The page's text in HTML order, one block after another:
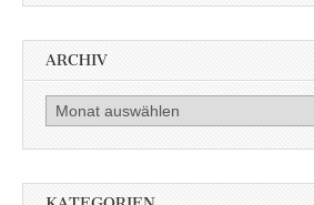
ARCHIV
Archiv